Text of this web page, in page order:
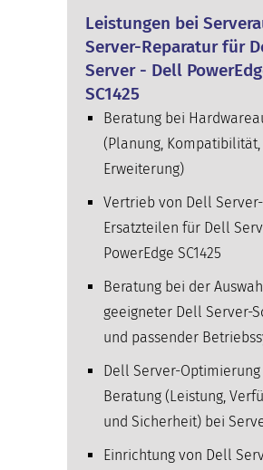
Leistungen bei
Server-Reparatur für
Server - Dell
SC1425
Beratung bei
(Planung, Kompatibilität,
Erweiterung)
Vertrieb von Dell Server-
Ersatzteilen für Dell
PowerEdge SC1425
Beratung bei der
geeigneter Dell Server-
und passender
Dell Server-Optimierung
Beratung (Leistung,
und Sicherheit) bei
Einrichtung von Dell